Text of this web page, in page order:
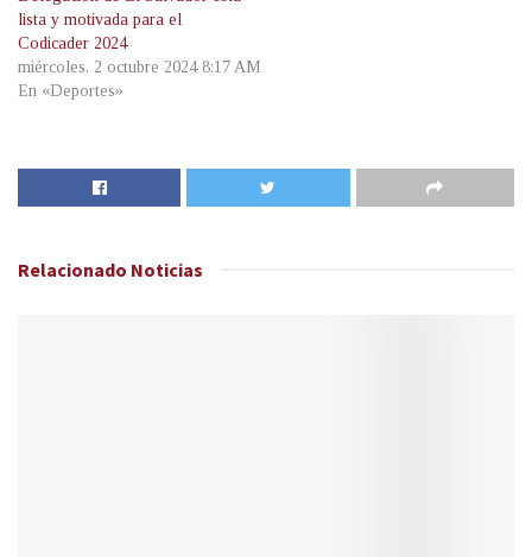
lista y motivada para el
Codicader 2024
miércoles, 2 octubre 2024 8:17 AM
En «Deportes»
Relacionado Noticias